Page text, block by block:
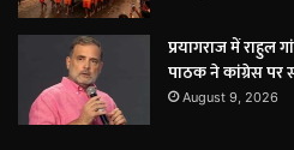
प्रयागराज में राहुल
पाठक ने कांग्रेस पर
August 9, 2026